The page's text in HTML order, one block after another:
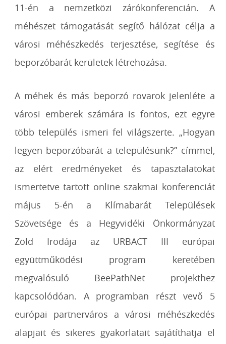
11-én a nemzetközi zárókonferencián. A
méhészet támogatását segítő hálózat célja a
városi méhészkedés terjesztése, segítése és
beporzóbarát kerületek létrehozása.
A méhek és más beporzó rovarok jelenléte a
városi emberek számára is fontos, ezt egyre
több település ismeri fel világszerte. „Hogyan
legyen beporzóbarát a településünk?” címmel,
az elért eredményeket és tapasztalatokat
ismertetve tartott online szakmai konferenciát
május 5-én a Klímabarát Települések
Szövetsége és a Hegyvidéki Önkormányzat
Zöld Irodája az URBACT III európai
együttműködési program keretében
megvalósuló BeePathNet projekthez
kapcsolódóan. A programban részt vevő 5
európai partnerváros a városi méhészkedés
alapjait és sikeres gyakorlatait sajátíthatja el